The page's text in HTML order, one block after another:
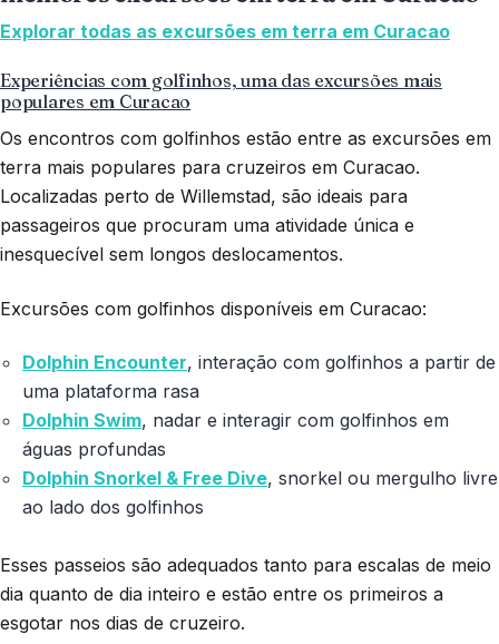
Explorar todas as excursões em terra em Curacao
Experiências com golfinhos, uma das excursões mais
populares em Curacao
Os encontros com golfinhos estão entre as excursões em
terra mais populares para cruzeiros em Curacao.
Localizadas perto de Willemstad, são ideais para
passageiros que procuram uma atividade única e
inesquecível sem longos deslocamentos.
Excursões com golfinhos disponíveis em Curacao:
Dolphin Encounter, interação com golfinhos a partir de
uma plataforma rasa
Dolphin Swim, nadar e interagir com golfinhos em
águas profundas
Dolphin Snorkel & Free Dive, snorkel ou mergulho livre
ao lado dos golfinhos
Esses passeios são adequados tanto para escalas de meio
dia quanto de dia inteiro e estão entre os primeiros a
esgotar nos dias de cruzeiro.